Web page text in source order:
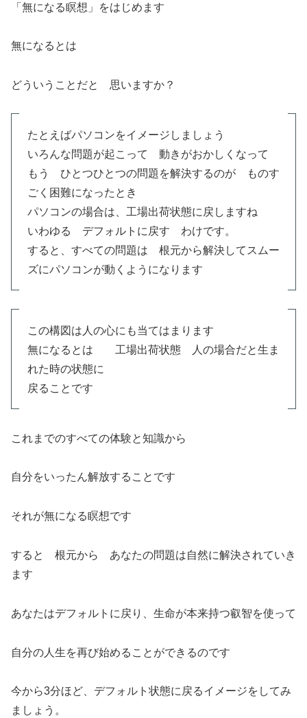
「無になる瞑想」をはじめます
無になるとは
どういうことだと 思いますか？
たとえばパソコンをイメージしましょう
いろんな問題が起こって 動きがおかしくなって
もう ひとつひとつの問題を解決するのが ものす
ごく困難になったとき
パソコンの場合は、工場出荷状態に戻しますね
いわゆる デフォルトに戻す わけです。
すると、すべての問題は 根元から解決してスムー
ズにパソコンが動くようになります
この構図は人の心にも当てはまります
無になるとは 工場出荷状態 人の場合だと生ま
れた時の状態に
戻ることです
これまでのすべての体験と知識から
自分をいったん解放することです
それが無になる瞑想です
すると 根元から あなたの問題は自然に解決されていき
ます
あなたはデフォルトに戻り、生命が本来持つ叡智を使って
自分の人生を再び始めることができるのです
今から3分ほど、デフォルト状態に戻るイメージをしてみ
ましょう。